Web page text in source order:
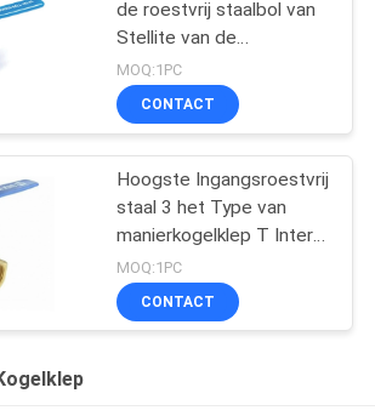
de roestvrij staalbol van
Stellite van de
ManierKogelklep
Bespuitende“ 2500#
MOQ:1PC
CONTACT
Hoogste Ingangsroestvrij
staal 3 het Type van
manierkogelklep T Intern
Draadhandboek werkte
MOQ:1PC
CONTACT